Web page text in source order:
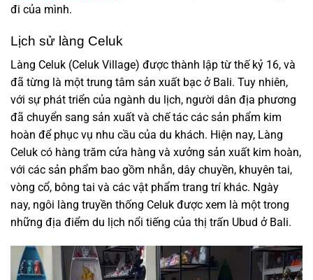
đi của mình.
Lịch sử làng Celuk
Làng Celuk (Celuk Village) được thành lập từ thế kỷ 16, và
đã từng là một trung tâm sản xuất bạc ở Bali. Tuy nhiên,
với sự phát triển của ngành du lịch, người dân địa phương
đã chuyển sang sản xuất và chế tác các sản phẩm kim
hoàn để phục vụ nhu cầu của du khách. Hiện nay, Làng
Celuk có hàng trăm cửa hàng và xưởng sản xuất kim hoàn,
với các sản phẩm bao gồm nhẫn, dây chuyền, khuyên tai,
vòng cổ, bông tai và các vật phẩm trang trí khác. Ngày
nay, ngôi làng truyền thống Celuk được xem là một trong
những địa điểm du lịch nổi tiếng của thị trấn Ubud ở Bali.